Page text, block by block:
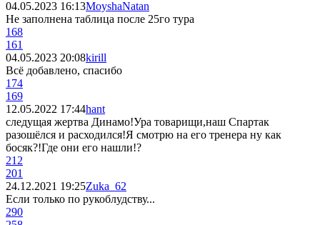
04.05.2023 16:13MoyshaNatan
Не заполнена таблица после 25го тура
168
161
04.05.2023 20:08kirill
Всё добавлено, спасибо
174
169
12.05.2022 17:44hant
следущая жертва Динамо!Ура товарищи,наш Спартак
разошёлся и расходился!Я смотрю на его тренера ну как
босяк?!Где они его нашли!?
212
201
24.12.2021 19:25Zuka_62
Если только по рукоблудству...
290